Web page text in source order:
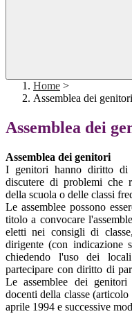
Home >
Assemblea dei genitori
Assemblea dei
Assemblea dei genitori
I genitori hanno diritto di
discutere di problemi che
della scuola o delle classi
Le assemblee possono
titolo a convocare
eletti nei consigli di
dirigente (con indicazione
chiedendo l'uso dei
partecipare con diritto di
Le assemblee dei genitori
docenti della classe
aprile 1994 e successive